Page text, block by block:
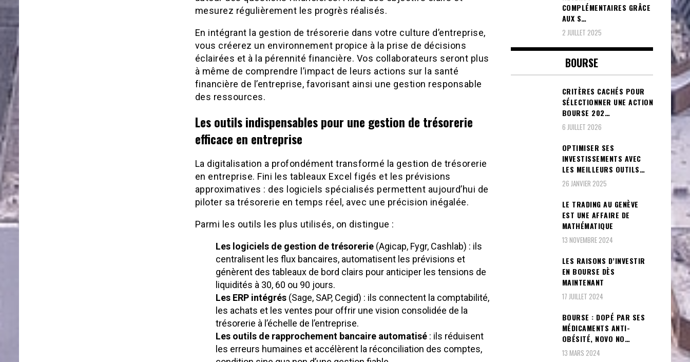
mesurez régulièrement les progrès réalisés.
En intégrant la gestion de trésorerie dans votre culture d’entreprise,
vous créerez un environnement propice à la prise de décisions
éclairées et à la pérennité financière. Vos collaborateurs seront plus
à même de comprendre l’impact de leurs actions sur la santé
financière de l’entreprise, favorisant ainsi une gestion responsable
des ressources.
Les outils indispensables pour une gestion de trésorerie
efficace en entreprise
La digitalisation a profondément transformé la gestion de trésorerie
en entreprise. Fini les tableaux Excel figés et les prévisions
approximatives : des logiciels spécialisés permettent aujourd’hui de
piloter sa trésorerie en temps réel, avec une précision inégalée.
Parmi les outils les plus utilisés, on distingue :
Les logiciels de gestion de trésorerie(Agicap, Fygr, Cashlab) : ils
centralisent les flux bancaires, automatisent les prévisions et
génèrent des tableaux de bord clairs pour anticiper les tensions de
liquidités à 30, 60 ou 90 jours.
Les ERP intégrés(Sage, SAP, Cegid) : ils connectent la comptabilité,
les achats et les ventes pour offrir une vision consolidée de la
trésorerie à l’échelle de l’entreprise.
Les outils de rapprochement bancaire automatisé: ils réduisent
les erreurs humaines et accélèrent la réconciliation des comptes,
COMPLÉMENTAIRES GRÂCE
AUX S…
2 JUILLET 2025
BOURSE
CRITÈRES CACHÉS POUR
SÉLECTIONNER UNE ACTION
BOURSE 202…
6 JUILLET 2026
OPTIMISER SES
INVESTISSEMENTS AVEC
LES MEILLEURS OUTILS…
26 JANVIER 2025
LE TRADING AU GENÈVE
EST UNE AFFAIRE DE
MATHÉMATIQUE
13 NOVEMBRE 2024
LES RAISONS D’INVESTIR
EN BOURSE DÈS
MAINTENANT
17 JUILLET 2024
BOURSE : DOPÉ PAR SES
MÉDICAMENTS ANTI-
OBÉSITÉ, NOVO NO…
13 MARS 2024